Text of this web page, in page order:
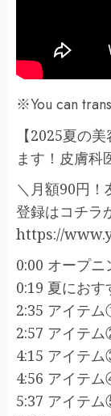
※You can
【2025夏の
ます！皮膚科
＼月額90円！
登録はコチラ
https://
0:00 オープニ
0:19 夏におす
2:35 アイテ
2:57 アイテ
4:15 アイテ
4:56 アイテ
5:37 アイテ